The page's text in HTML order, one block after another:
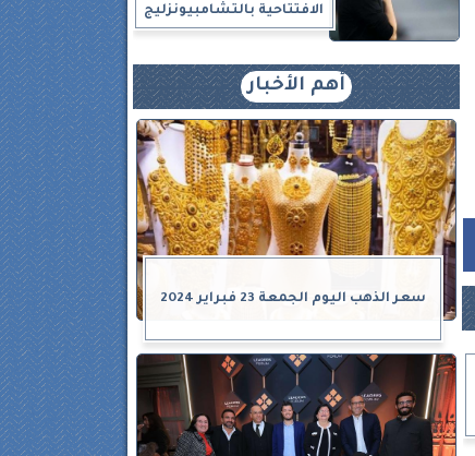
الافتتاحية بالتشامبيونزليج
أهم الأخبار
سعر الذهب اليوم الجمعة 23 فبراير 2024